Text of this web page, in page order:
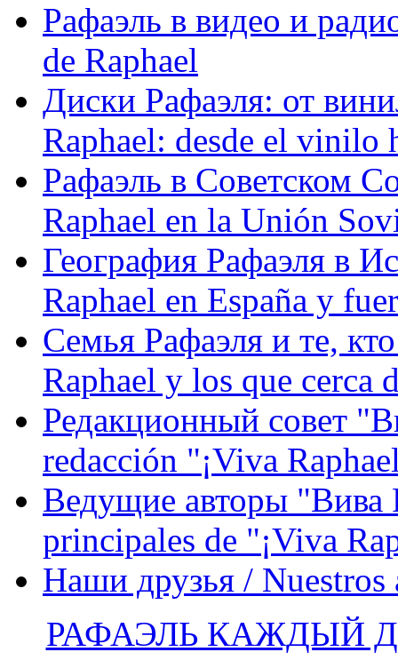
Рафаэль в видео и
de Raphael
Диски Рафаэля: от
Raphael: desde el vinilo
Рафаэль в Советском
Raphael en la Unión
География Рафаэля в
Raphael en España y
Семья Рафаэля и те,
Raphael y los que cerca
Редакционный совет
redacción "¡Viva
Ведущие авторы "Вива
principales de "¡Viva
Наши друзья / Nuestros
РАФАЭЛЬ КАЖДЫЙ